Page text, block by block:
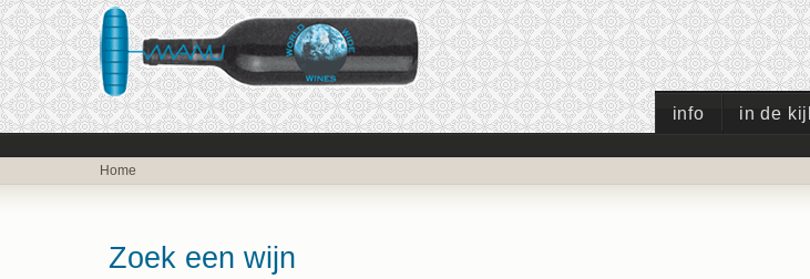
info in de
Home
Zoek een wijn